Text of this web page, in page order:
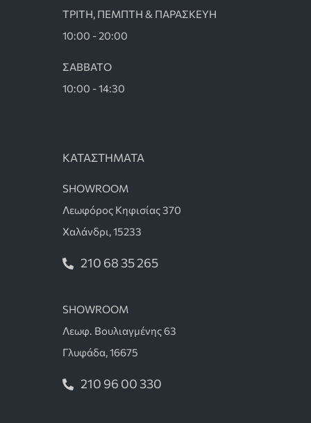
ΚΑΤΑΣΤΗΜΑΤΑ
SHOWROOM
Λεωφόρος Κηφισίας 370
Χαλάνδρι, 15233
210 68 35 265
SHOWROOM
Λεωφ. Βουλιαγμένης 63
Γλυφάδα, 16675
210 96 00 330
ΤΡΙΤΗ, ΠΕΜΠΤΗ & ΠΑΡΑΣΚΕΥΗ
10:00 - 20:00
ΣΑΒΒΑΤΟ
10:00 - 14:30